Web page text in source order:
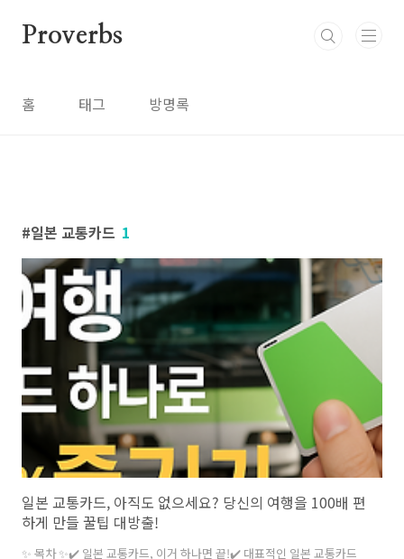
Proverbs
홈 태그 방명록
일본 교통카드 1
일본 교통카드, 아직도 없으세요? 당신의 여행을 100배 편
하게 만들 꿀팁 대방출!
✨ 목차 ✨✔️ 일본 교통카드, 이거 하나면 끝!✔️ 대표적인 일본 교통카드